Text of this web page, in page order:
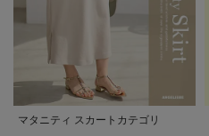
マタニティ スカートカテゴリ